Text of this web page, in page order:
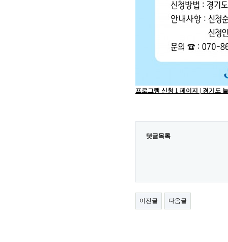
프로그램 신청 1 페이지 | 경기도
댓글목록
이전글 다음글